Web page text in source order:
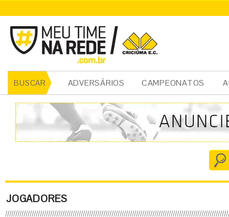
BUSCAR ADVERSÁRIOS CAMPEONATOS
JOGADORES